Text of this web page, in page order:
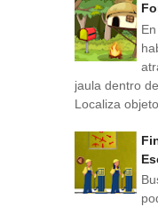
jaula dentro
Localiza